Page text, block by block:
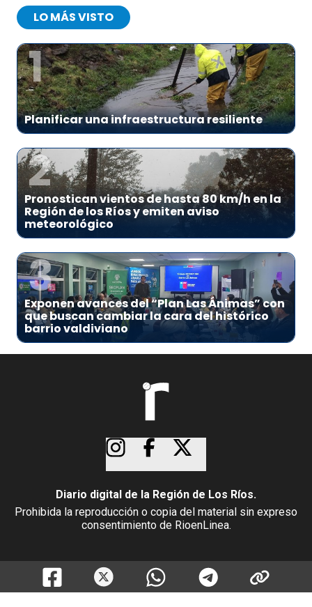
LO MÁS VISTO
1
Planificar una infraestructura resiliente
2
Pronostican vientos de hasta 80 km/h en la
Región de los Ríos y emiten aviso
meteorológico
3
Exponen avances del “Plan Las Ánimas” con
que buscan cambiar la cara del histórico
barrio valdiviano
Diario digital de la Región de Los Ríos.
Prohibida la reproducción o copia del material sin expreso
consentimiento de RioenLinea.